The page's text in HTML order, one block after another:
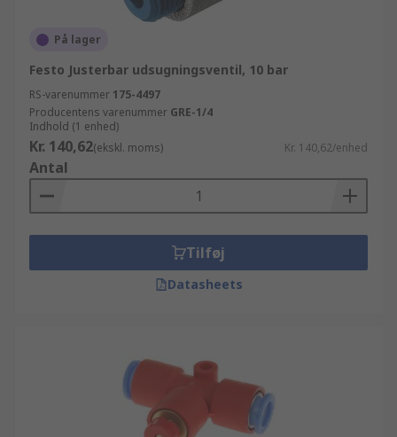
På lager
Festo Justerbar udsugningsventil, 10 bar
RS-varenummer 175-4497
Producentens varenummer GRE-1/4
Indhold (1 enhed)
Kr. 140,62(ekskl. moms) Kr. 140,62/enhed
Antal
Tilføj
Datasheets